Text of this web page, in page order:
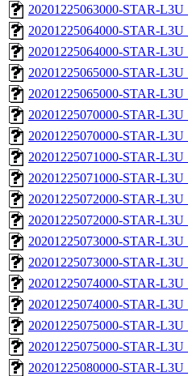
20201225063000-STAR-
20201225064000-STAR-
20201225064000-STAR-
20201225065000-STAR-
20201225065000-STAR-
20201225070000-STAR-
20201225070000-STAR-
20201225071000-STAR-
20201225071000-STAR-
20201225072000-STAR-
20201225072000-STAR-
20201225073000-STAR-
20201225073000-STAR-
20201225074000-STAR-
20201225074000-STAR-
20201225075000-STAR-
20201225075000-STAR-
20201225080000-STAR-